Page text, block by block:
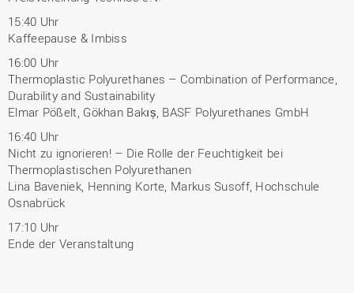
15:40 Uhr
Kaffeepause & Imbiss
16:00 Uhr
Thermoplastic Polyurethanes – Combination of Performance,
Durability and Sustainability
Elmar Pößelt, Gökhan Bakıș, BASF Polyurethanes GmbH
16:40 Uhr
Nicht zu ignorieren! – Die Rolle der Feuchtigkeit bei
Thermoplastischen Polyurethanen
Lina Baveniek, Henning Korte, Markus Susoff, Hochschule
Osnabrück
17:10 Uhr
Ende der Veranstaltung